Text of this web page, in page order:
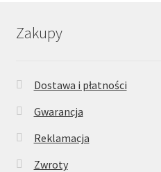
Zakupy
Dostawa i płatności
Gwarancja
Reklamacja
Zwroty